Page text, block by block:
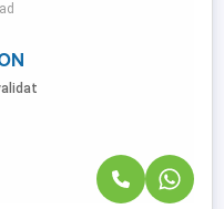
teren agricol in
de 1,524 hectare, compus
...